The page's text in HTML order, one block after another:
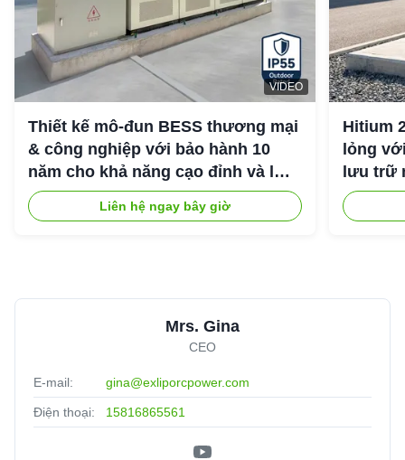
VIDEO
Thiết kế mô-đun BESS thương mại
& công nghiệp với bảo hành 10
năm cho khả năng cạo đỉnh và lưu
trữ năng lượng công nghiệp
Liên hệ ngay bây giờ
Hitium
lỏng
lưu trữ
Mrs. Gina
CEO
E-mail: gina@exliporcpower.com
Điện thoại: 15816865561